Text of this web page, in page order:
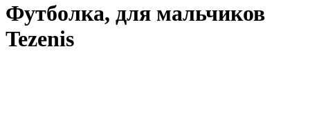
Футболка, для мальчиков
Tezenis